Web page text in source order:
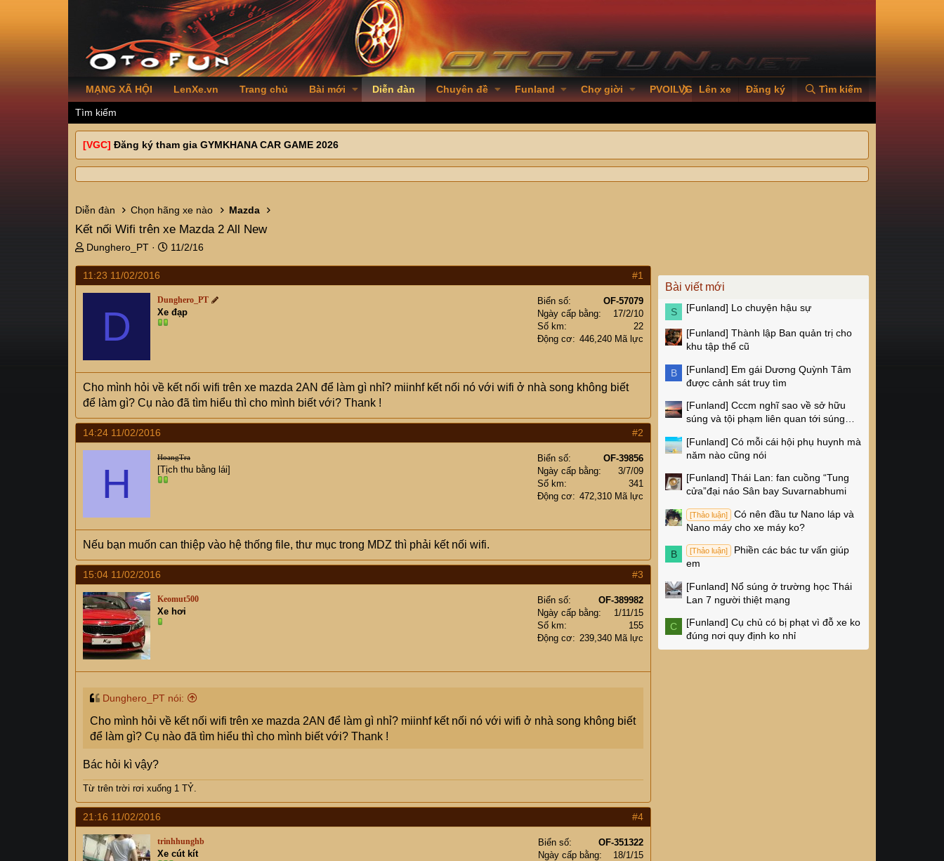
MẠNG XÃ HỘI LenXe.vn Trang chủ Bài mới Diễn đàn Chuyên đề Funland Chợ giời PVOILVGC2026
Lên xe Đăng ký Tìm kiếm
Tìm kiếm
[VGC] Đăng ký tham gia GYMKHANA CAR GAME 2026
Diễn đàn Chọn hãng xe nào Mazda
Kết nối Wifi trên xe Mazda 2 All New
T
r
e
e
r
Dunghero_PT
N
y
g
ử
11/2/16
11:23 11/02/2016 #1
D
Dunghero_PT
Xe đạp
Biển số
OF-57079
Ngày cấp bằng
17/2/10
Số km
22
Động cơ
446,240 Mã lực
Cho mình hỏi về kết nối wifi trên xe mazda 2AN để làm gì nhỉ? miinhf kết nối nó với wifi ở nhà song không biết
để làm gì? Cụ nào đã tìm hiểu thì cho mình biết với? Thank !
14:24 11/02/2016 #2
H
HoangTra
[Tịch thu bằng lái]
Biển số
OF-39856
Ngày cấp bằng
3/7/09
Số km
341
Động cơ
472,310 Mã lực
Nếu bạn muốn can thiệp vào hệ thống file, thư mục trong MDZ thì phải kết nối wifi.
15:04 11/02/2016 #3
Keomut500
Xe hơi
Biển số
OF-389982
Ngày cấp bằng
1/11/15
Số km
155
Động cơ
239,340 Mã lực
Dunghero_PT nói:
Cho mình hỏi về kết nối wifi trên xe mazda 2AN để làm gì nhỉ? miinhf kết nối nó với wifi ở nhà song không biết
để làm gì? Cụ nào đã tìm hiểu thì cho mình biết với? Thank !
Bác hỏi kì vậy?
Từ trên trời rơi xuống 1 TỶ.
21:16 11/02/2016 #4
trinhhunghb
Xe cút kít
Biển số
OF-351322
Ngày cấp bằng
18/1/15
Bài viết mới
S [Funland] Lo chuyện hậu sự
[Funland] Thành lập Ban quản trị cho
khu tập thể cũ
B [Funland] Em gái Dương Quỳnh Tâm
được cảnh sát truy tìm
[Funland] Cccm nghĩ sao về sở hữu
súng và tội phạm liên quan tới súng
[Funland] Có mỗi cái hội phụ huynh mà
năm nào cũng nói
[Funland] Thái Lan: fan cuồng “Tung
cửa”đại náo Sân bay Suvarnabhumi
[Thảo luận]
Có nên đầu tư Nano láp và
Nano máy cho xe máy ko?
B [Thảo luận]
Phiền các bác tư vấn giúp
em
[Funland] Nổ súng ở trường học Thái
Lan 7 người thiệt mạng
C [Funland] Cụ chủ có bị phạt vì đỗ xe ko
đúng nơi quy định ko nhỉ